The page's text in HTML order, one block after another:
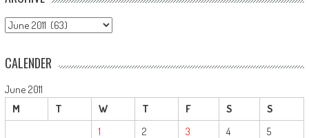
ARCHIVE
CALENDER
June 2011
M
T W T F S S
1 2 3 4
5